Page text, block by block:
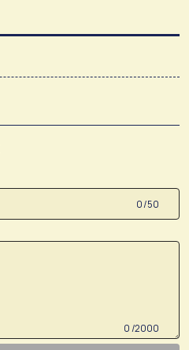
0 /50
0 /2000